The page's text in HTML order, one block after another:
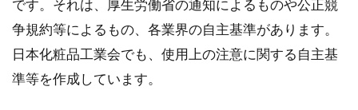
です。それは、厚生労働省の通知によるものや公正競
争規約等によるもの、各業界の自主基準があります。
日本化粧品工業会でも、使用上の注意に関する自主基
準等を作成しています。